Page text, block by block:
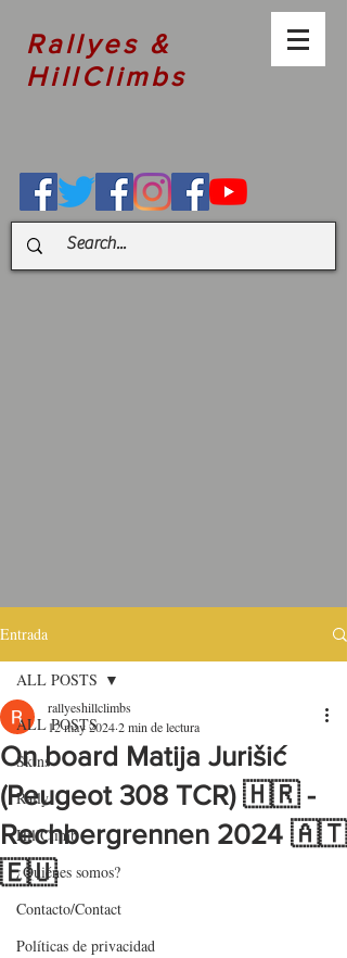
Rallyes &
HillClimbs
Entrada
ALL POSTS
Skins
Rally
HillClimb
¿Quiénes somos?
Contacto/Contact
Políticas de privacidad
ALL POSTS
On board Matija Jurišić
(Peugeot 308 TCR) 🇭🇷 -
Rechbergrennen 2024 🇦🇹
🇪🇺
rallyeshillclimbs
12 may 20242 min de lectura